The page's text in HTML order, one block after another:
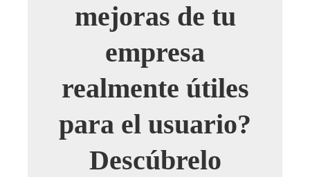
mejoras de tu
empresa
realmente útiles
para el usuario?
Descúbrelo